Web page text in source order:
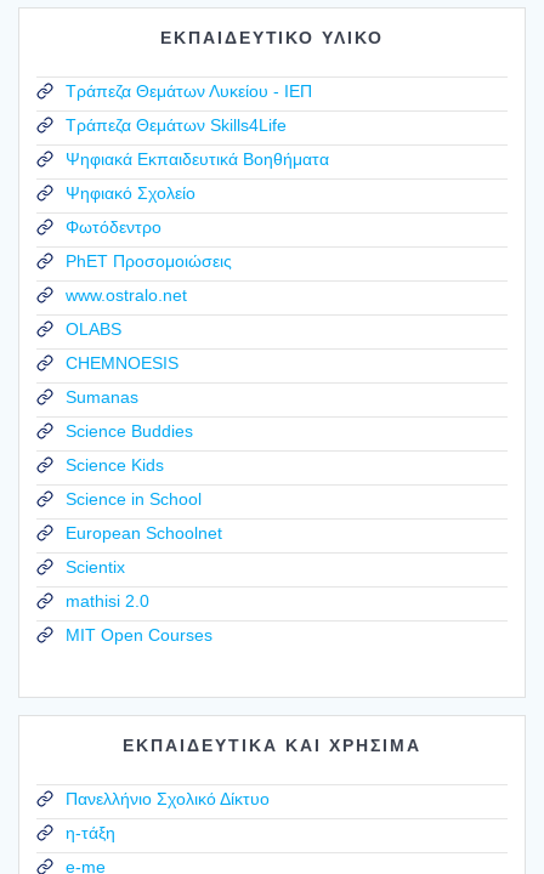
ΕΚΠΑΙΔΕΥΤΙΚΟ ΥΛΙΚΟ
Τράπεζα Θεμάτων Λυκείου - ΙΕΠ
Τράπεζα Θεμάτων Skills4Life
Ψηφιακά Εκπαιδευτικά Βοηθήματα
Ψηφιακό Σχολείο
Φωτόδεντρο
PhET Προσομοιώσεις
www.ostralo.net
OLABS
CHEMNOESIS
Sumanas
Science Buddies
Science Kids
Science in School
European Schoolnet
Scientix
mathisi 2.0
MIT Open Courses
ΕΚΠΑΙΔΕΥΤΙΚΑ ΚΑΙ ΧΡΗΣΙΜΑ
Πανελλήνιο Σχολικό Δίκτυο
η-τάξη
e-me